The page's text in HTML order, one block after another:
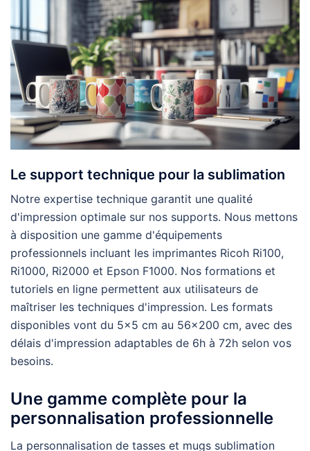
Le support technique pour la sublimation
Notre expertise technique garantit une qualité
d'impression optimale sur nos supports. Nous mettons
à disposition une gamme d'équipements
professionnels incluant les imprimantes Ricoh Ri100,
Ri1000, Ri2000 et Epson F1000. Nos formations et
tutoriels en ligne permettent aux utilisateurs de
maîtriser les techniques d'impression. Les formats
disponibles vont du 5×5 cm au 56×200 cm, avec des
délais d'impression adaptables de 6h à 72h selon vos
besoins.
Une gamme complète pour la
personnalisation professionnelle
La personnalisation de tasses et mugs sublimation